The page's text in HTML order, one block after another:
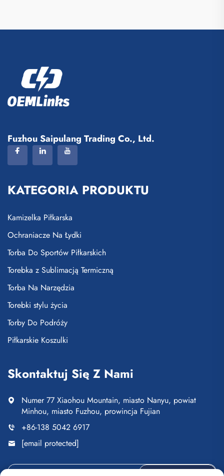
Fuzhou Saipulang Trading Co., Ltd.
KATEGORIA PRODUKTU
Kamizelka Piłkarska
Ochraniacze Na Łydki
Torba Do Sportów Piłkarskich
Torebka z Sublimacją Termiczną
Torba Na Narzędzia
Torebki stylu życia
Torby Do Podróży
Piłkarskie Koszulki
Skontaktuj Się Z Nami
Numer 77 Xiaohou Mountain, miasto Nanyu, powiat
Minhou, miasto Fuzhou, prowincja Fujian
+86-138 5042 6917
[email protected]